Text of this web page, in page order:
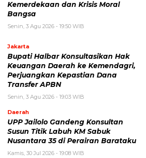
Kemerdekaan dan Krisis Moral
Bangsa
Senin, 3 Agu 2026 - 19:50 WIB
Jakarta
Bupati Halbar Konsultasikan Hak
Keuangan Daerah ke Kemendagri,
Perjuangkan Kepastian Dana
Transfer APBN
Senin, 3 Agu 2026 - 19:03 WIB
Daerah
UPP Jailolo Gandeng Konsultan
Susun Titik Labuh KM Sabuk
Nusantara 35 di Perairan Barataku
Kamis, 30 Jul 2026 - 19:08 WIB